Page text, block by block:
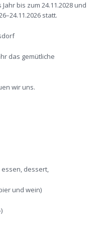
bis zum 24.11.2028 und
statt.
das gemütliche
wir uns.
essen, dessert,
und wein)